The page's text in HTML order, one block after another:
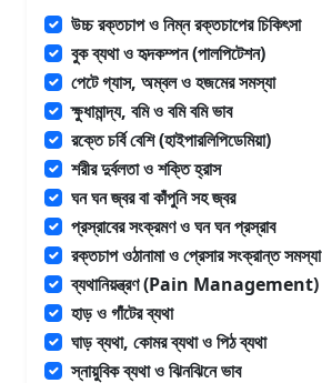
উচ্চ রক্তচাপ ও নিম্ন রক্তচাপের চিকিৎসা
বুক ব্যথা ও হৃদকম্পন (পালপিটেশন)
পেটে গ্যাস, অম্বল ও হজমের সমস্যা
ক্ষুধামান্দ্য, বমি ও বমি বমি ভাব
রক্তে চর্বি বেশি (হাইপারলিপিডেমিয়া)
শরীর দুর্বলতা ও শক্তি হ্রাস
ঘন ঘন জ্বর বা কাঁপুনি সহ জ্বর
প্রস্রাবের সংক্রমণ ও ঘন ঘন প্রস্রাব
রক্তচাপ ওঠানামা ও প্রেসার সংক্রান্ত সমস্যা
ব্যথানিয়ন্ত্রণ (Pain Management)
হাড় ও গাঁটের ব্যথা
ঘাড় ব্যথা, কোমর ব্যথা ও পিঠ ব্যথা
স্নায়ুবিক ব্যথা ও ঝিনঝিনে ভাব